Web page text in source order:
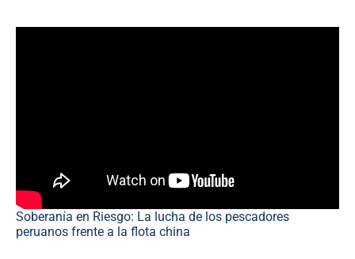
Soberanía en Riesgo: La lucha de los pescadores
peruanos frente a la flota china